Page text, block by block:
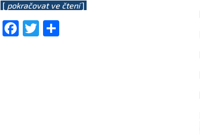
[ pokračovat ve čtení]
Facebook
Twitter